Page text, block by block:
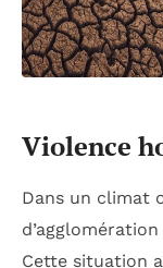
Violence
Dans un climat
Cette situation